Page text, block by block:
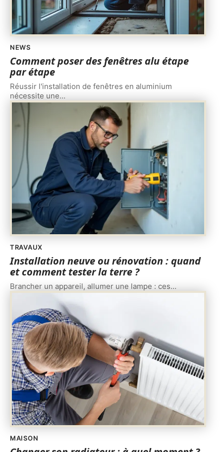
NEWS
Comment poser des fenêtres alu étape
par étape
Réussir l'installation de fenêtres en aluminium
nécessite une…
TRAVAUX
Installation neuve ou rénovation : quand
et comment tester la terre ?
Brancher un appareil, allumer une lampe : ces…
MAISON